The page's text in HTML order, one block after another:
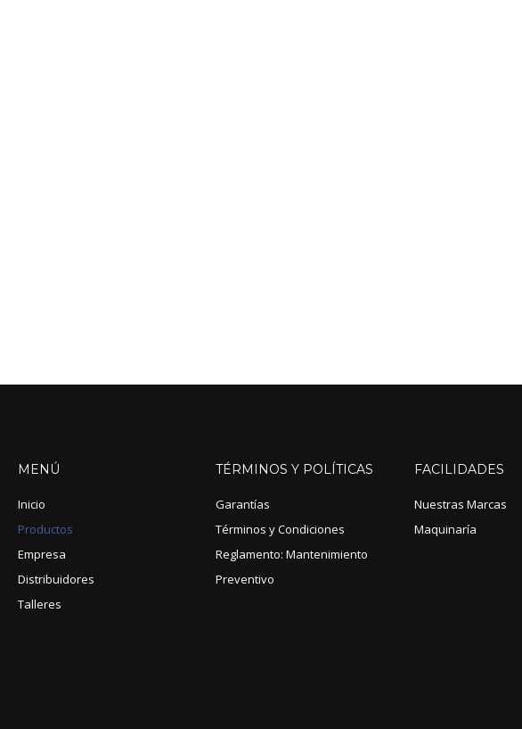
MENÚ
Inicio
Productos
Empresa
Distribuidores
Talleres
TÉRMINOS Y POLÍTICAS
Garantías
Términos y Condiciones
Reglamento: Mantenimiento
Preventivo
FACILIDADES
Nuestras Marcas
Maquinaría